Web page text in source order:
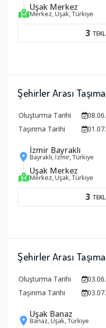
Uşak Merkez
Merkez, Uşak, Türkiye
3
Şehirler Arası Taşıma
Oluşturma Tarihi
Taşınma Tarihi
İzmir Bayraklı
Bayraklı, İzmir, Türkiye
Uşak Merkez
Merkez, Uşak, Türkiye
3
Şehirler Arası Taşıma
Oluşturma Tarihi
Taşınma Tarihi
Uşak Banaz
Banaz, Uşak, Türkiye